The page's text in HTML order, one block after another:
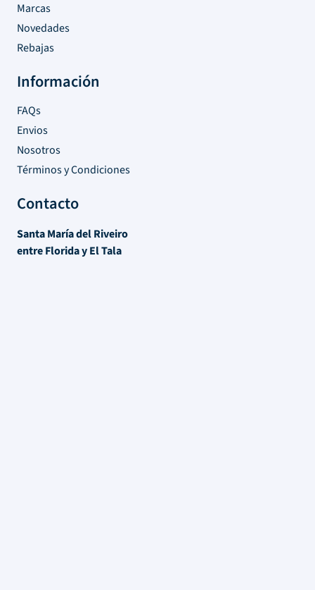
Marcas
Novedades
Rebajas
Información
FAQs
Envios
Nosotros
Términos y Condiciones
Contacto
Santa María del Riveiro
entre Florida y El Tala